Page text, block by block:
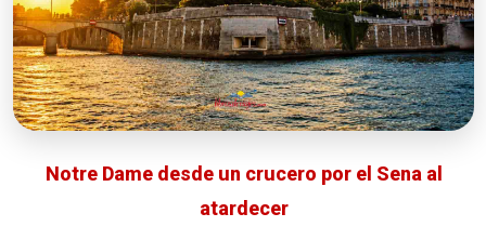
Notre Dame desde un crucero por el Sena al
atardecer